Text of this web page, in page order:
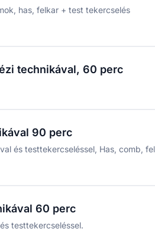
has, felkar + test tekercselés
technikával, 60 perc
90 perc
és testtekercseléssel, Has, comb,
60 perc
testtekercseléssel.